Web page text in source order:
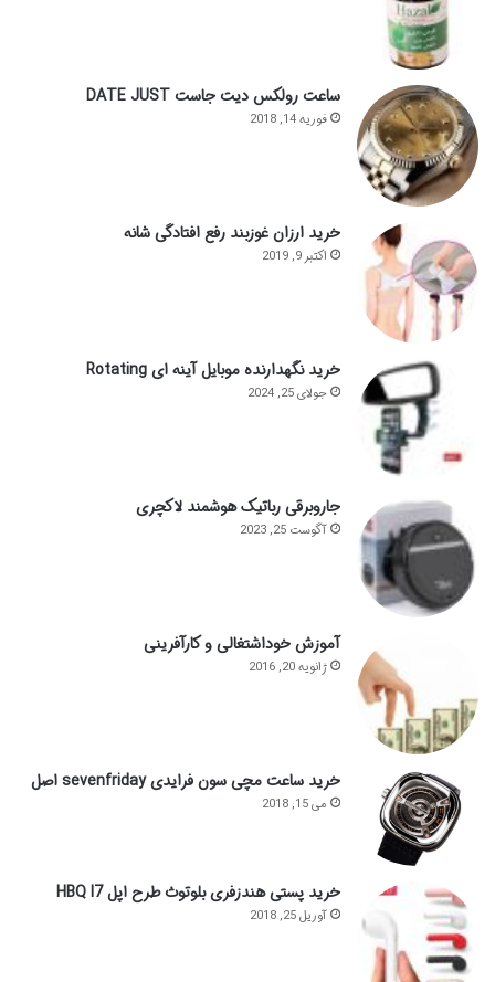
ساعت رولکس دیت جاست DATE JUST
فوریه 14, 2018
خرید ارزان غوزبند رفع افتادگی شانه
اکتبر 9, 2019
خرید نگهدارنده موبایل آینه ای Rotating
جولای 25, 2024
جاروبرقی رباتیک هوشمند لاکچری
آگوست 25, 2023
آموزش خوداشتغالی و کارآفرینی
ژانویه 20, 2016
خرید ساعت مچی سون فرایدی sevenfriday اصل
می 15, 2018
خرید پستی هندزفری بلوتوث طرح اپل HBQ I7
آوریل 25, 2018